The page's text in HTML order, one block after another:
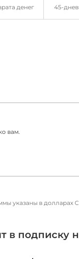
денег 45-
вам.
указаны в долларах
в подписку